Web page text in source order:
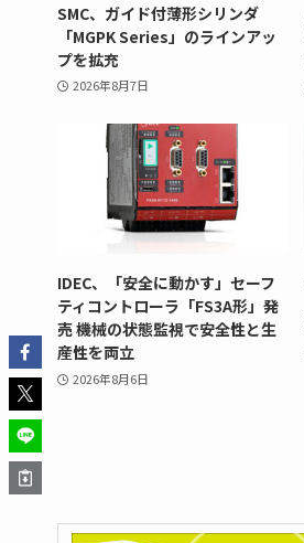
SMC、ガイド付薄形シリンダ
「MGPK Series」のラインアッ
プを拡充
2026年8月7日
IDEC、「安全に動かす」セーフ
ティコントローラ「FS3A形」発
売 機械の状態監視で安全性と生
産性を両立
2026年8月6日